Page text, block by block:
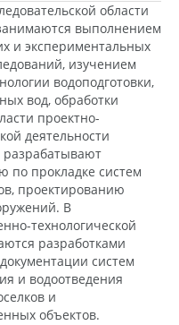
области
выполнением
и экспериментальных
изучением
водоподготовки,
вод, обработки
проектно-
деятельности
по прокладке систем
проектированию
В
технологической
разработками
систем
и водоотведения
и
объектов.